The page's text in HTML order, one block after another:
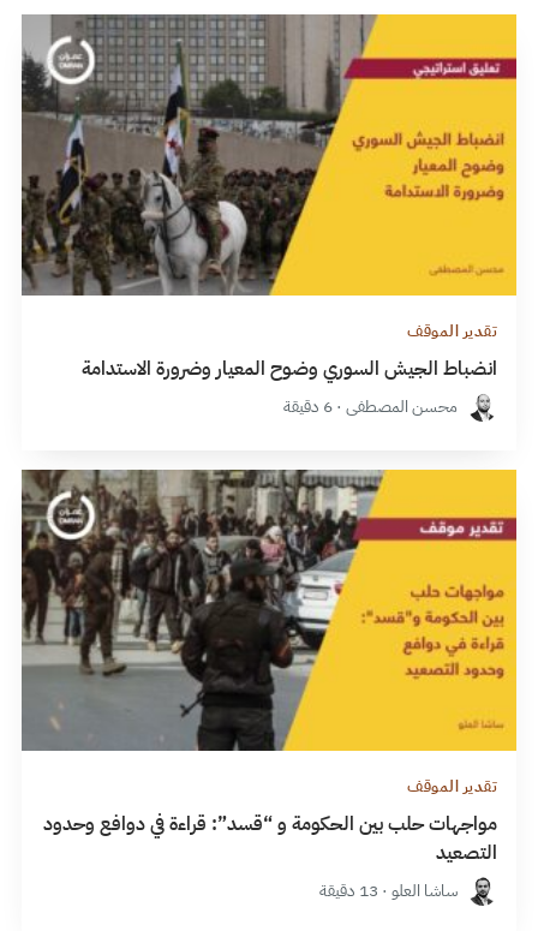
تقدير الموقف
انضباط الجيش السوري وضوح المعيار وضرورة الاستدامة
محسن المصطفى · 6 دقيقة
تقدير الموقف
مواجهات حلب بين الحكومة و “قسد”: قراءة في دوافع وحدود
التصعيد
ساشا العلو · 13 دقيقة